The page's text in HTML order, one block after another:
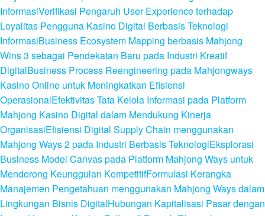
InformasiVerifikasi Pengaruh User Experience terhadap
Loyalitas Pengguna Kasino Digital Berbasis Teknologi
InformasiBusiness Ecosystem Mapping berbasis Mahjong
Wins 3 sebagai Pendekatan Baru pada Industri Kreatif
DigitalBusiness Process Reengineering pada Mahjongways
Kasino Online untuk Meningkatkan Efisiensi
OperasionalEfektivitas Tata Kelola Informasi pada Platform
Mahjong Kasino Digital dalam Mendukung Kinerja
OrganisasiEfisiensi Digital Supply Chain menggunakan
Mahjong Ways 2 pada Industri Berbasis TeknologiEksplorasi
Business Model Canvas pada Platform Mahjong Ways untuk
Mendorong Keunggulan KompetitifFormulasi Kerangka
Manajemen Pengetahuan menggunakan Mahjong Ways dalam
Lingkungan Bisnis DigitalHubungan Kapitalisasi Pasar dengan